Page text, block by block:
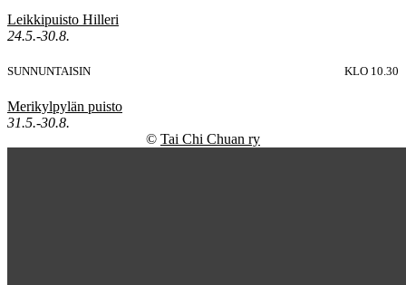
Leikkipuisto Hilleri
24.5.-30.8.
SUNNUNTAISIN KLO 10.30
Merikylpylän puisto
31.5.-30.8.
© Tai Chi Chuan ry